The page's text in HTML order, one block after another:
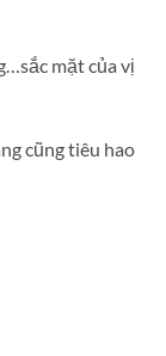
mặt của vị
cũng tiêu hao